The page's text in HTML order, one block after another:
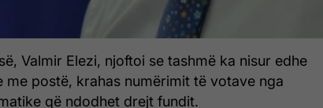
Valmir Elezi, njoftoi se tashmë ka nisur edhe
me postë, krahas numërimit të votave nga
që ndodhet drejt fundit.